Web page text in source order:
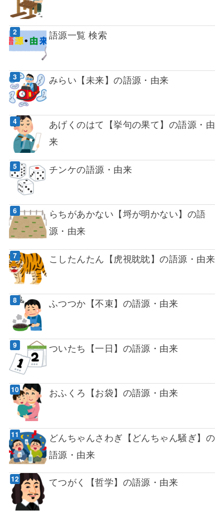
語源一覧 検索
みらい【未来】の語源・由来
あげくのはて【挙句の果て】の語源・由
来
チンケの語源・由来
らちがあかない【埒が明かない】の語
源・由来
こしたんたん【虎視眈眈】の語源・由来
ふつつか【不束】の語源・由来
ついたち【一日】の語源・由来
おふくろ【お袋】の語源・由来
どんちゃんさわぎ【どんちゃん騒ぎ】の
語源・由来
てつがく【哲学】の語源・由来